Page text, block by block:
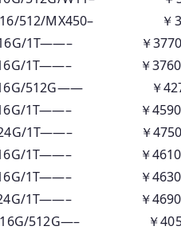
16/512/MX450– ￥
16G/1T——– ￥3770
16G/1T——– ￥3760
16G/512G—— ￥4270
16G/1T——– ￥4590
24G/1T——– ￥4750
16G/1T——– ￥4610
16G/1T——– ￥4630
24G/1T——– ￥4690
16G/512G—– ￥4050